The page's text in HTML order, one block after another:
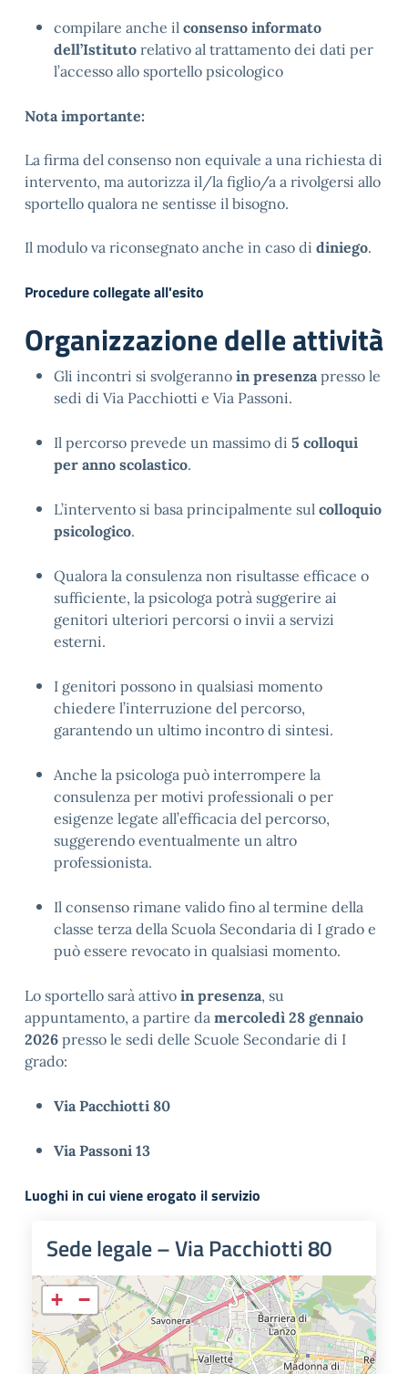
compilare anche il consenso informato
dell’Istituto relativo al trattamento dei dati per
l’accesso allo sportello psicologico
Nota importante:
La firma del consenso non equivale a una richiesta di
intervento, ma autorizza il/la figlio/a a rivolgersi allo
sportello qualora ne sentisse il bisogno.
Il modulo va riconsegnato anche in caso di diniego.
Procedure collegate all'esito
Organizzazione delle attività
Gli incontri si svolgeranno in presenza presso le
sedi di Via Pacchiotti e Via Passoni.
Il percorso prevede un massimo di 5 colloqui
per anno scolastico.
L’intervento si basa principalmente sul colloquio
psicologico.
Qualora la consulenza non risultasse efficace o
sufficiente, la psicologa potrà suggerire ai
genitori ulteriori percorsi o invii a servizi
esterni.
I genitori possono in qualsiasi momento
chiedere l’interruzione del percorso,
garantendo un ultimo incontro di sintesi.
Anche la psicologa può interrompere la
consulenza per motivi professionali o per
esigenze legate all’efficacia del percorso,
suggerendo eventualmente un altro
professionista.
Il consenso rimane valido fino al termine della
classe terza della Scuola Secondaria di I grado e
può essere revocato in qualsiasi momento.
Lo sportello sarà attivo in presenza, su
appuntamento, a partire da mercoledì 28 gennaio
2026 presso le sedi delle Scuole Secondarie di I
grado:
Via Pacchiotti 80
Via Passoni 13
Luoghi in cui viene erogato il servizio
Sede legale – Via Pacchiotti 80
+ −